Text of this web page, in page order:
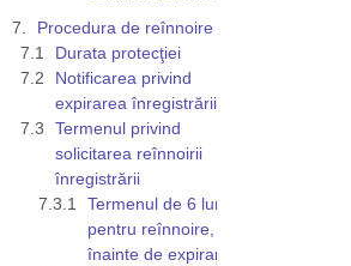
Procedura de reînnoire
Durata protecţiei
Notificarea privind
expirarea înregistrării
Termenul privind
solicitarea reînnoirii
înregistrării
Termenul de 6 luni
pentru reînnoire,
înainte de expirare